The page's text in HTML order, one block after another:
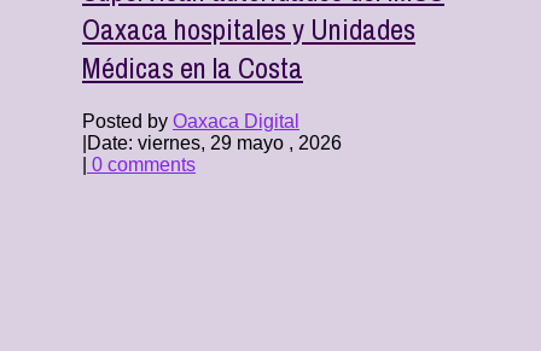
Oaxaca hospitales y Unidades
Médicas en la Costa
Posted by Oaxaca Digital
Date: viernes, 29 mayo , 2026
0 comments